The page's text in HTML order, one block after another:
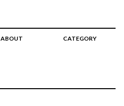
ABOUT CATEGORY